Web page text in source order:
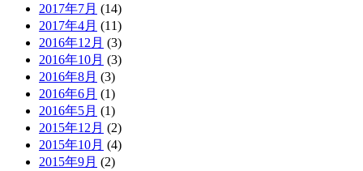
2017年7月 (14)
2017年4月 (11)
2016年12月 (3)
2016年10月 (3)
2016年8月 (3)
2016年6月 (1)
2016年5月 (1)
2015年12月 (2)
2015年10月 (4)
2015年9月 (2)